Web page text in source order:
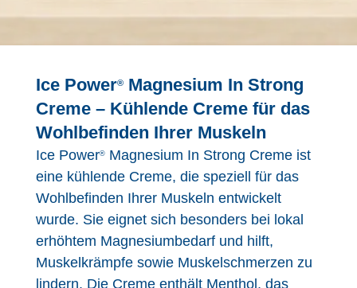
Ice Power®Magnesium In Strong
Creme – Kühlende Creme für das
Wohlbefinden Ihrer Muskeln
Ice Power®Magnesium In Strong Creme ist
eine kühlende Creme, die speziell für das
Wohlbefinden Ihrer Muskeln entwickelt
wurde. Sie eignet sich besonders bei lokal
erhöhtem Magnesiumbedarf und hilft,
Muskelkrämpfe sowie Muskelschmerzen zu
lindern. Die Creme enthält Menthol, das